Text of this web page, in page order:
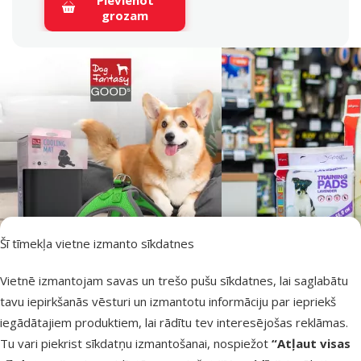
Šī tīmekļa vietne izmanto sīkdatnes
Vietnē izmantojam savas un trešo pušu sīkdatnes, lai saglabātu
tavu iepirkšanās vēsturi un izmantotu informāciju par iepriekš
iegādātajiem produktiem, lai rādītu tev interesējošas reklāmas.
Tu vari piekrist sīkdatņu izmantošanai, nospiežot “Atļaut visas
grozam
iesaka